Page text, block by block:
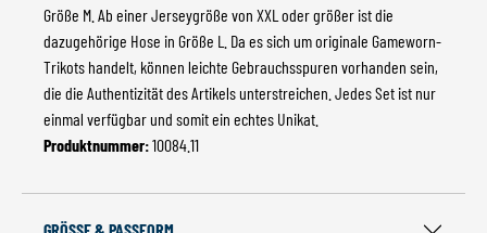
Größe M. Ab einer Jerseygröße von XXL oder größer ist die
dazugehörige Hose in Größe L. Da es sich um originale Gameworn-
Trikots handelt, können leichte Gebrauchsspuren vorhanden sein,
die die Authentizität des Artikels unterstreichen. Jedes Set ist nur
einmal verfügbar und somit ein echtes Unikat.
Produktnummer:10084.11